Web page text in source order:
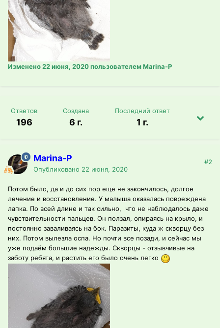
Изменено22 июня, 2020пользователем Marina-P
Ответов
196
Создана
6 г.
Последний ответ
1 г.
Marina-P
Опубликовано 22 июня, 2020
#2
Потом было, да и до сих пор еще не закончилось, долгое
лечение и восстановление. У малыша оказалась повреждена
лапка. По всей длине и так сильно, что не наблюдалось даже
чувствительности пальцев. Он ползал, опираясь на крыло, и
постоянно заваливаясь на бок. Паразиты, куда ж скворцу без
них. Потом вылезла оспа. Но почти все позади, и сейчас мы
уже подаём большие надежды. Скворцы - отзывчивые на
заботу ребята, и растить его было очень легко